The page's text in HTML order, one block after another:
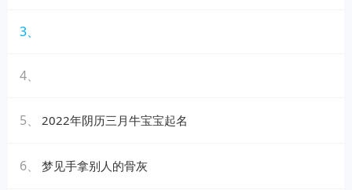
3、
4、
5、 2022年阴历三月牛宝宝起名
6、 梦见手拿别人的骨灰